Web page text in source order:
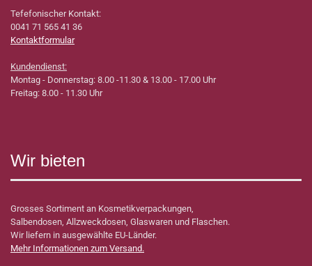
Tefefonischer Kontakt:
0041 71 565 41 36
Kontaktformular
Kundendienst:
Montag - Donnerstag: 8.00 -11.30 & 13.00 - 17.00 Uhr
Freitag: 8.00 - 11.30 Uhr
Wir bieten
Grosses Sortiment an Kosmetikverpackungen,
Salbendosen, Allzweckdosen, Glaswaren und Flaschen.
Wir liefern in ausgewählte EU-Länder.
Mehr Informationen zum Versand.